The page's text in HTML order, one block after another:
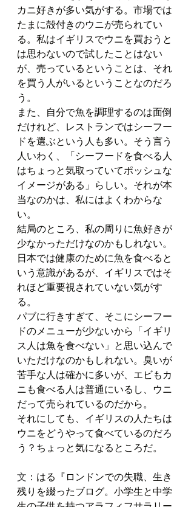
カニ好きが多い気がする。市場では
たまに殻付きのウニが売られてい
る。私はイギリスでウニを買おうと
は思わないので試したことはない
が、売っているということは、それ
を買う人がいるということなのだろ
う。
また、自分で魚を調理するのは面倒
だけれど、レストランではシーフー
ドを選ぶという人も多い。そう言う
人いわく、「シーフードを食べる人
はちょっと気取っていてポッシュな
イメージがある」らしい。それが本
当なのかは、私にはよくわからな
い。
結局のところ、私の周りに魚好きが
少なかっただけなのかもしれない。
日本では健康のために魚を食べると
いう意識があるが、イギリスではそ
れほど重要視されていない気がす
る。
パブに行きすぎて、そこにシーフー
ドのメニューが少ないから「イギリ
ス人は魚を食べない」と思い込んで
いただけなのかもしれない。臭いが
苦手な人は確かに多いが、エビもカ
ニも食べる人は普通にいるし、ウニ
だって売られているのだから。
それにしても、イギリスの人たちは
ウニをどうやって食べているのだろ
う？ちょっと気になるところだ。
文 ：はる『ロンドンでの失職、生き
残りを綴ったブログ。小学生と中学